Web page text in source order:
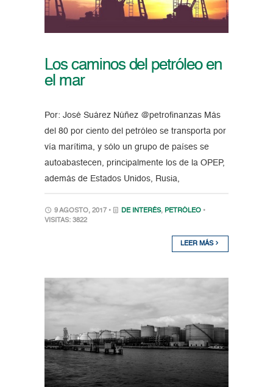
Los caminos del petróleo en
el mar
Por: José Suárez Núñez @petrofinanzas Más
del 80 por ciento del petróleo se transporta por
vía marítima, y sólo un grupo de países se
autoabastecen, principalmente los de la OPEP,
además de Estados Unidos, Rusia,
9 AGOSTO, 2017 • DE INTERÉS, PETRÓLEO •
VISITAS: 3822
LEER MÁS